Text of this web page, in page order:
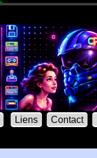
Liens Contact